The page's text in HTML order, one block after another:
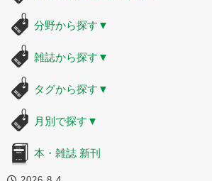
分野から探す ▼
雑誌から探す ▼
タグから探す ▼
月別で探す ▼
本・雑誌 新刊